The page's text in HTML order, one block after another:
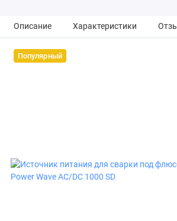
Автоматическая сварка (SAW)
Механизмы подачи проволоки для
Описание Характеристики
Популярный